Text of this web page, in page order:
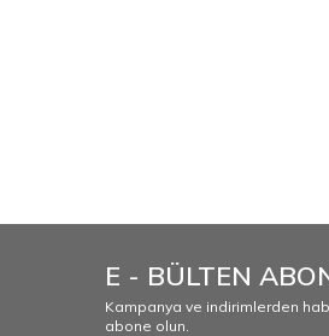
E - BÜLTEN
Kampanya ve indirimlerden
abone olun.